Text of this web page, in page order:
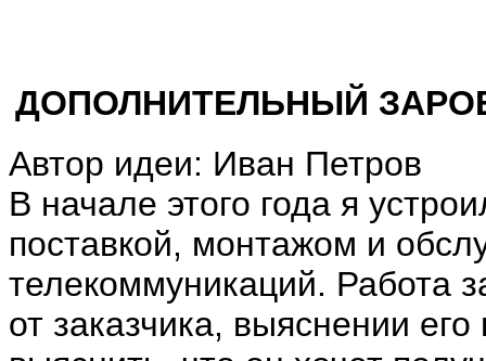
ДОПОЛНИТЕЛЬНЫЙ
Автор идеи: Иван Петров
В начале этого года я
поставкой, монтажом и
телекоммуникаций. Работа
от заказчика, выяснении